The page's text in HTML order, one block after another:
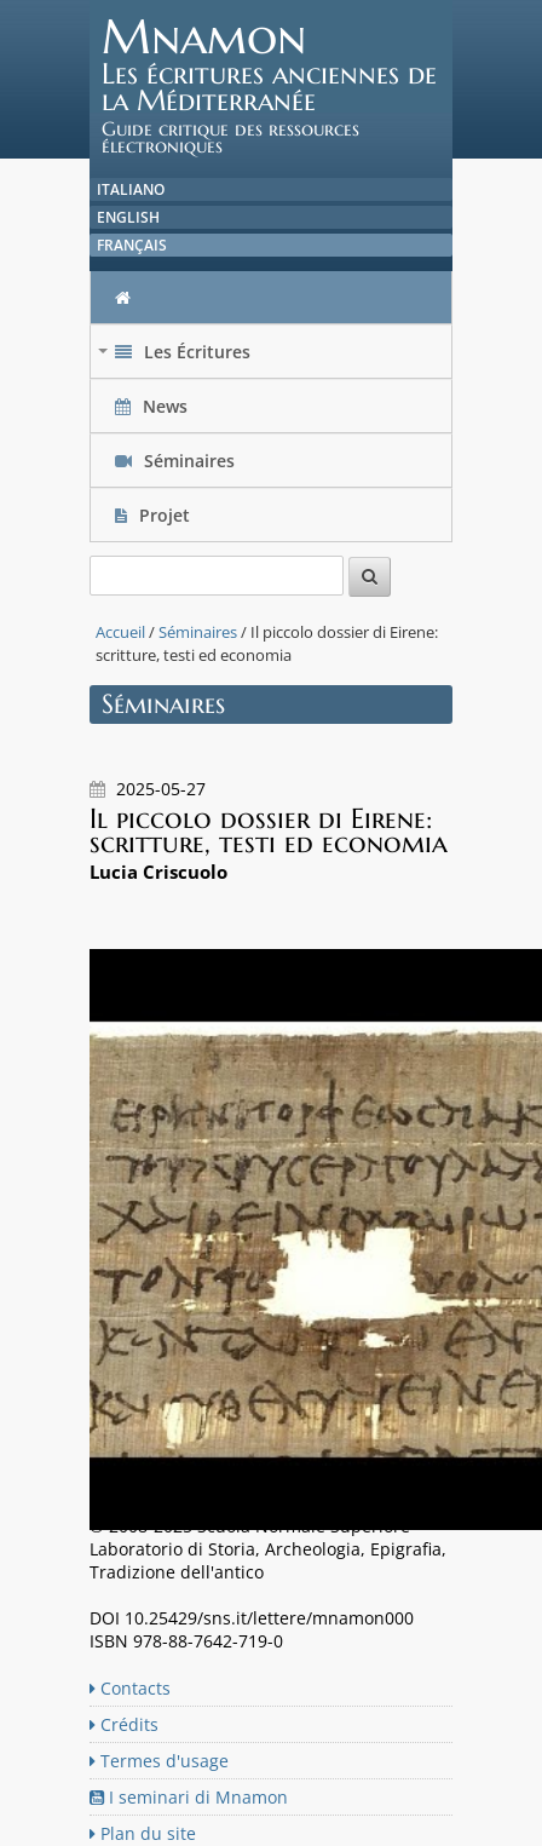
Mnamon
Les écritures anciennes de
la Méditerranée
Guide critique des ressources
électroniques
ITALIANO
ENGLISH
FRANÇAIS
Les Écritures
News
Séminaires
Projet
Accueil/Séminaires/ Il piccolo dossier di Eirene:
scritture, testi ed economia
Séminaires
2025-05-27
Il piccolo dossier di Eirene:
scritture, testi ed economia
Lucia Criscuolo
Un piccolo gruppo di papiri conservati in
due diverse collezioni americane
contengono documenti relativi ad affari di
una donna macedone vissuta tra il III ed il II
secolo a.C. Le scritture, le modalità di
stesura dei testi e il loro contenuto offrono
la possibilità di ricostruire ed esaminare
uno spaccato della società greca nell’Egitto
lagide e di riflettere su alcuni suoi aspetti
anche in prospettive rinnovate.
Mnamon
© 2008-2025 Scuola Normale Superiore
Laboratorio di Storia, Archeologia, Epigrafia,
Tradizione dell'antico
DOI 10.25429/sns.it/lettere/mnamon000
ISBN 978-88-7642-719-0
Contacts
Crédits
Termes d'usage
I seminari di Mnamon
Plan du site